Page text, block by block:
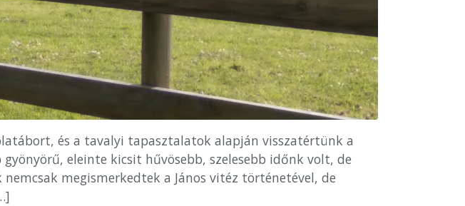
és a tavalyi tapasztalatok alapján visszatértünk a
eleinte kicsit hűvösebb, szelesebb időnk volt, de
megismerkedtek a János vitéz történetével, de